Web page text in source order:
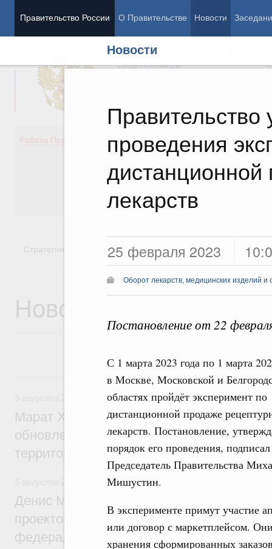
Правительство России О Правительстве Новости
Новости
Правительство
проведения
лекарств
25 февраля 2023
Оборот лекарств, медицинских изделий и
Постановление от 22
С 1 марта 2023 года по 1 марта
в Москве, Московской и
областях пройдёт эксперимент по
дистанционной продаже
лекарств. Постановление,
порядок его проведения, подписал
Председатель Правительства
Мишустин.
В эксперименте примут участие
или договор с маркетплейсом.
хранения сформированных
Председатель Правительства
Вице-премьеры
Работа Правительства
Демография
Здоровье
Культура
Государство
Стратегии Государственные программы
Новости
5 августа, среда
Жилищно-коммунальное хозяйство
Марат Хуснуллин: Более 4,3 тыс.
обновлено в России при участии Фонда
территорий
Инструменты развития территорий.
Денис Мантуров провёл совещание по
проектов института кураторства в
федеральном округе